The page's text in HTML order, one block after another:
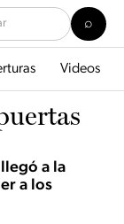
Videos
a la
a los